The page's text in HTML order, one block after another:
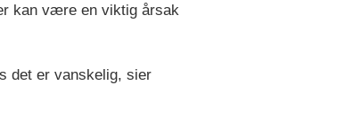
kan være en viktig årsak
det er vanskelig, sier